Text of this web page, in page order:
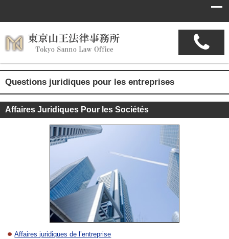
Questions juridiques pour les entreprises
Affaires Juridiques Pour les Sociétés
Affaires juridiques de l’entreprise